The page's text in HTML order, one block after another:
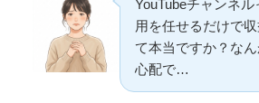
YouTubeチャンネ
用を任せるだけで
て本当ですか？な
心配で…